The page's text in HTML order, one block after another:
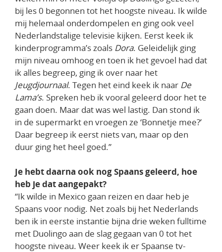
bij les 0 begonnen tot het hoogste niveau. Ik wilde
mij helemaal onderdompelen en ging ook veel
Nederlandstalige televisie kijken. Eerst keek ik
kinderprogramma’s zoals Dora. Geleidelijk ging
mijn niveau omhoog en toen ik het gevoel had dat
ik alles begreep, ging ik over naar het
Jeugdjournaal. Tegen het eind keek ik naar De
Lama’s. Spreken heb ik vooral geleerd door het te
gaan doen. Maar dat was wel lastig. Dan stond ik
in de supermarkt en vroegen ze ‘Bonnetje mee?’
Daar begreep ik eerst niets van, maar op den
duur ging het heel goed.”
Je hebt daarna ook nog Spaans geleerd, hoe
heb je dat aangepakt?
“Ik wilde in Mexico gaan reizen en daar heb je
Spaans voor nodig. Net zoals bij het Nederlands
ben ik in eerste instantie bijna drie weken fulltime
met Duolingo aan de slag gegaan van 0 tot het
hoogste niveau. Weer keek ik er Spaanse tv-